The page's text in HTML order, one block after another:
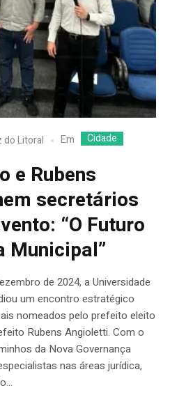
do Litoral Em Cidade
e Rubens
secretários
“O Futuro
Municipal”
de 2024, a Universidade
um encontro estratégico
nomeados pelo prefeito eleito
Rubens Angioletti. Com o
da Nova Governança
nas áreas jurídica,